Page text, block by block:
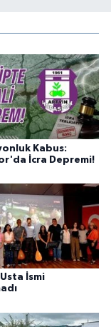
Kabus:
İcra Depremi!
İsmi